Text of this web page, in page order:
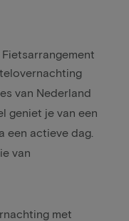
van Nederland
geniet je van een
een actieve dag.
van
met